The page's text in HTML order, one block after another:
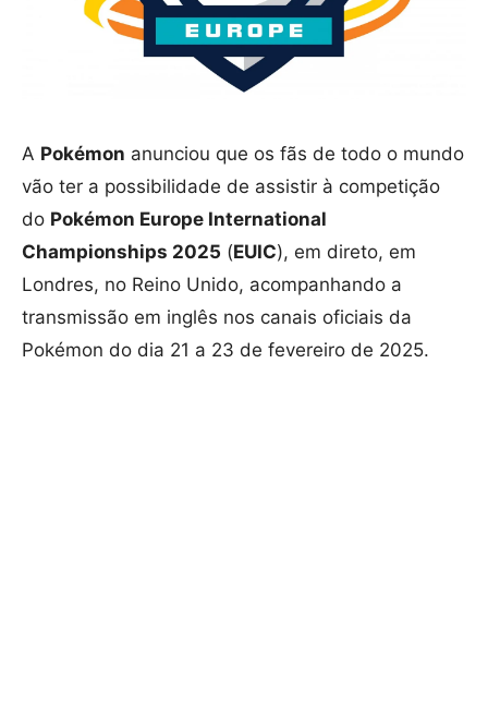
A Pokémon anunciou que os fãs de todo o mundo
vão ter a possibilidade de assistir à competição
do Pokémon Europe International
Championships 2025 (EUIC), em direto, em
Londres, no Reino Unido, acompanhando a
transmissão em inglês nos canais oficiais da
Pokémon do dia 21 a 23 de fevereiro de 2025.